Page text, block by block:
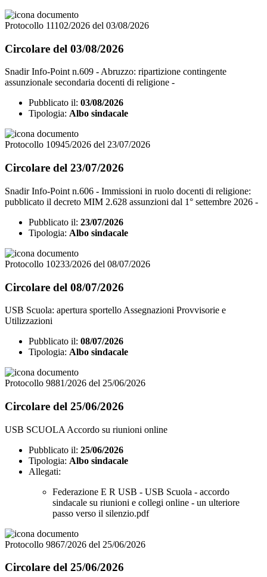
Protocollo 11102/2026 del 03/08/2026
Circolare del 03/08/2026
Snadir Info-Point n.609 - Abruzzo: ripartizione contingente
assunzionale secondaria docenti di religione -
Pubblicato il: 03/08/2026
Tipologia: Albo sindacale
Protocollo 10945/2026 del 23/07/2026
Circolare del 23/07/2026
Snadir Info-Point n.606 - Immissioni in ruolo docenti di religione:
pubblicato il decreto MIM 2.628 assunzioni dal 1° settembre 2026 -
Pubblicato il: 23/07/2026
Tipologia: Albo sindacale
Protocollo 10233/2026 del 08/07/2026
Circolare del 08/07/2026
USB Scuola: apertura sportello Assegnazioni Provvisorie e
Utilizzazioni
Pubblicato il: 08/07/2026
Tipologia: Albo sindacale
Protocollo 9881/2026 del 25/06/2026
Circolare del 25/06/2026
USB SCUOLA Accordo su riunioni online
Pubblicato il: 25/06/2026
Tipologia: Albo sindacale
Allegati:
Federazione E R USB - USB Scuola - accordo
sindacale su riunioni e collegi online - un ulteriore
passo verso il silenzio.pdf
Protocollo 9867/2026 del 25/06/2026
Circolare del 25/06/2026